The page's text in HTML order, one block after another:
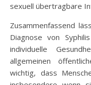
sexuell übertragbare
Zusammenfassend
Diagnose von
individuelle
allgemeinen
wichtig, dass